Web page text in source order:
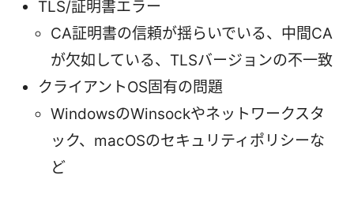
TLS/証明書エラー
CA証明書の信頼が揺らいでいる、中間CA
が欠如している、TLSバージョンの不一致
クライアントOS固有の問題
WindowsのWinsockやネットワークスタ
ック、macOSのセキュリティポリシーな
ど